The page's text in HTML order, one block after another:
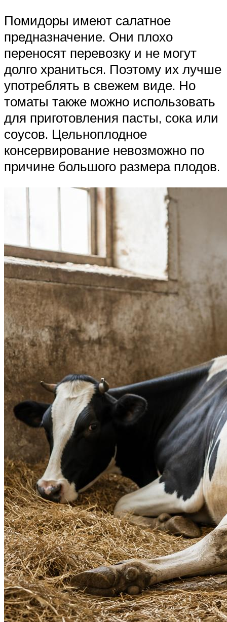
Помидоры имеют салатное
предназначение. Они плохо
переносят перевозку и не могут
долго храниться. Поэтому их лучше
употреблять в свежем виде. Но
томаты также можно использовать
для приготовления пасты, сока или
соусов. Цельноплодное
консервирование невозможно по
причине большого размера плодов.